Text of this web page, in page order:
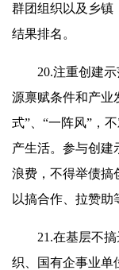
群团组织以及乡镇
结果排名。
20.注重创建示
源禀赋条件和产业
式”、“一阵风”，
产生活。参与创建
浪费，不得举债搞
以搞合作、拉赞助
21.在基层不搞
织、国有企事业单